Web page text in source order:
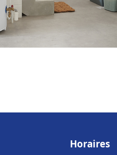
Horaires